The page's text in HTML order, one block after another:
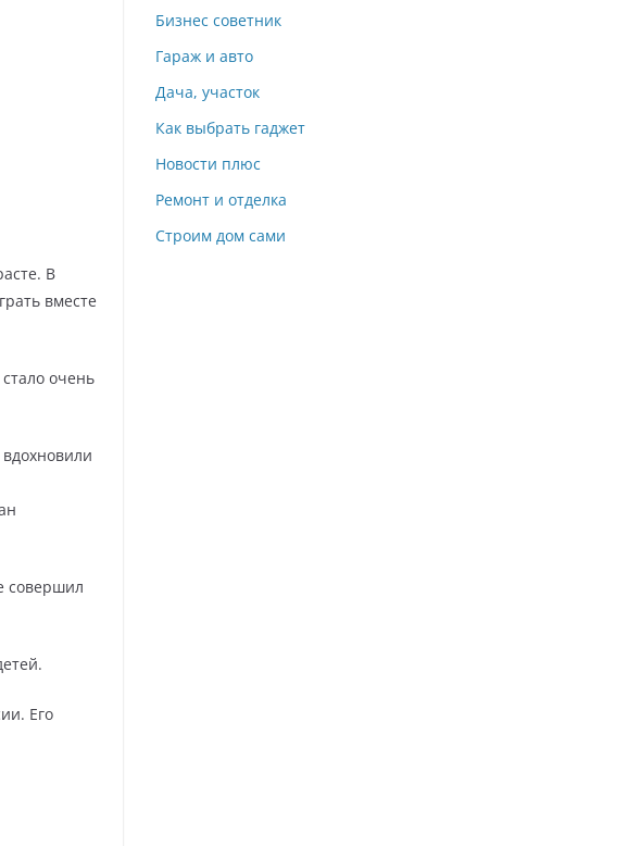
В
вместе
очень
совершил
Его
Бизнес советник
Гараж и авто
Дача, участок
Как выбрать гаджет
Новости плюс
Ремонт и отделка
Строим дом сами